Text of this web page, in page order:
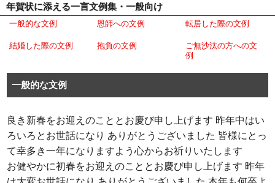
年賀状に添える一言文例集・一般向け
一般的な文例 恩師への文例 転居した際の文例
結婚した際の文例 抱負の文例
ご無沙汰の方への文
例
一般的な文例
良き新春をお迎えのこととお慶び申し上げます 昨年中はい
ろいろとお世話になり ありがとうございました 皆様にとっ
て幸多き一年になりますよう心からお祈りいたします
お健やかに初春をお迎えのこととお慶び申し上げます 昨年